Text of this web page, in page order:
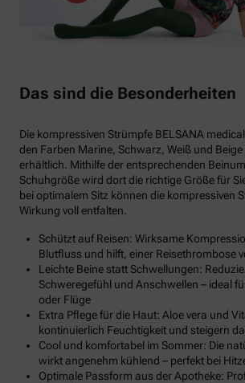
Das sind die Besonderheiten
Die kompressiven Strümpfe BELSANA
den Farben Marine, Schwarz, Weiß und
erhältlich. Mithilfe der entsprechenden
Schuhgröße wird dort die richtige Größe für
bei optimalem Sitz können die kompressiven
Wirkung voll entfalten.
Schützt auf Reisen: Wirksame
Blutfluss und hilft, einer Reisethrombose
Leichte Beine statt Schwellungen:
Schweregefühl und Anschwellen – ideal
oder Flüge
Extra Pflege für die Haut: Aloe vera und
kontinuierlich Feuchtigkeit und steigern
Cool und komfortabel im Sommer: Die
wirkt angenehm kühlend – perfekt bei
Optimale Passform aus der Apotheke: